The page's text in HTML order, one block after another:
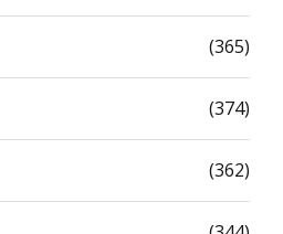
(365)
(374)
(362)